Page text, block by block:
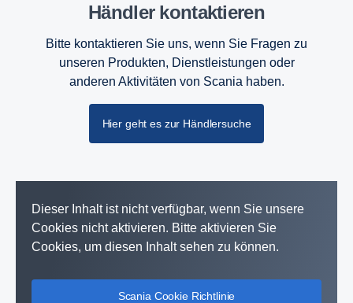
Händler kontak­tieren
Bitte kontaktieren Sie uns, wenn Sie Fragen zu
unseren Produkten, Dienstleistungen oder
anderen Aktivitäten von Scania haben.
Hier geht es zur Händlersuche
Dieser Inhalt ist nicht verfügbar, wenn Sie unsere
Cookies nicht aktivieren. Bitte aktivieren Sie
Cookies, um diesen Inhalt sehen zu können.
Scania Cookie Richtlinie